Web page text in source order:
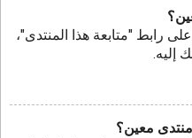
رابط "متابعة هذا المنتدى"،
إليه.
معين؟